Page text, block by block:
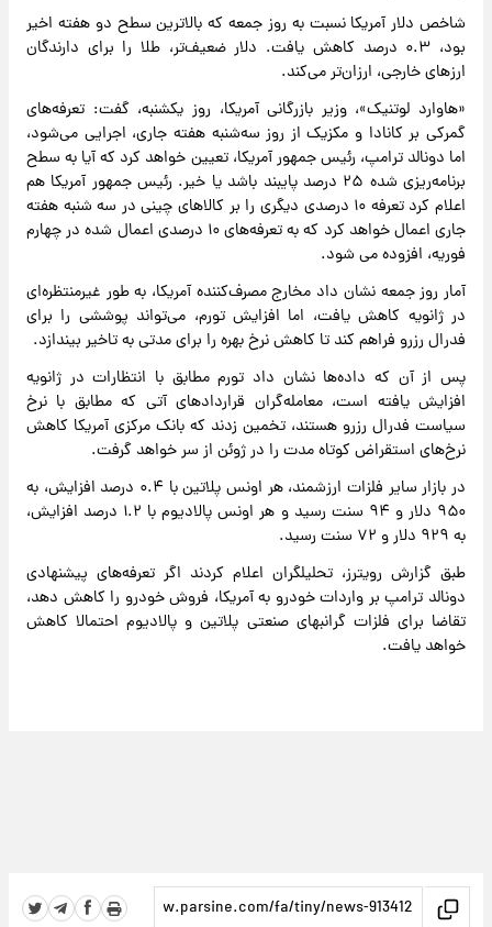
شاخص دلار آمریکا نسبت به روز جمعه که بالاترین سطح دو هفته اخیر
بود، ۰.۳ درصد کاهش یافت. دلار ضعیف‌تر، طلا را برای دارندگان
ارزهای خارجی، ارزان‌تر می‌کند.
«هاوارد لوتنیک»، وزیر بازرگانی آمریکا، روز یکشنبه، گفت: تعرفه‌های
گمرکی بر کانادا و مکزیک از روز سه‌شنبه هفته جاری، اجرایی می‌شود،
اما دونالد ترامپ، رئیس جمهور آمریکا، تعیین خواهد کرد که آیا به سطح
برنامه‌ریزی شده ۲۵ درصد پایبند باشد یا خیر. رئیس جمهور آمریکا هم
اعلام کرد تعرفه ۱۰ درصدی دیگری را بر کالاهای چینی در سه شنبه هفته
جاری اعمال خواهد کرد که به تعرفه‌های ۱۰ درصدی اعمال شده در چهارم
فوریه، افزوده می شود.
آمار روز جمعه نشان داد مخارج مصرف‌کننده آمریکا، به طور غیرمنتظره‌ای
در ژانویه کاهش یافت، اما افزایش تورم، می‌تواند پوششی را برای
فدرال رزرو فراهم کند تا کاهش نرخ بهره را برای مدتی به تاخیر بیندازد.
پس از آن که داده‌ها نشان داد تورم مطابق با انتظارات در ژانویه
افزایش یافته است، معامله‌گران قراردادهای آتی که مطابق با نرخ
سیاست فدرال رزرو هستند، تخمین زدند که بانک مرکزی آمریکا کاهش
نرخ‌های استقراض کوتاه مدت را در ژوئن از سر خواهد گرفت.
در بازار سایر فلزات ارزشمند، هر اونس پلاتین با ۰.۴ درصد افزایش، به
۹۵۰ دلار و ۹۴ سنت رسید و هر اونس پالادیوم با ۱.۲ درصد افزایش،
به ۹۲۹ دلار و ۷۲ سنت رسید.
طبق گزارش رویترز، تحلیلگران اعلام کردند اگر تعرفه‌های پیشنهادی
دونالد ترامپ بر واردات خودرو به آمریکا، فروش خودرو را کاهش دهد،
تقاضا برای فلزات گرانبهای صنعتی پلاتین و پالادیوم احتمالا کاهش
خواهد یافت.